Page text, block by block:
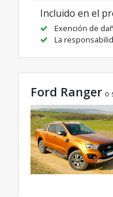
Incluido en el
Exención de
La
Ford Ranger o